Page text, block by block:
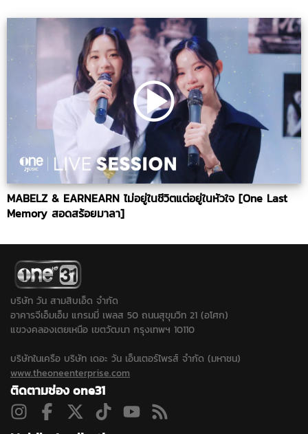
MABELZ & EARNEARN ไม่อยู่ในชีวิตแต่อยู่ในหัวใจ [One Last
Memory สอดสร้อยมาลา]
บริษัท วัน สามสิบเอ็ด จำกัด
อาคารจีเอ็มเอ็ม แกรมมี่ เพลส 50 ถนนสุขุมวิท 21 (อโศก)
แขวงคลองเตยเหนือ เขตวัฒนา กรุงเทพฯ 10110
บริษัทในเครือ บริษัท เดอะ วัน เอ็นเตอร์ไพรส์ จำกัด (มหาชน)
www.theoneenterprise.com
ติดตามช่อง one31